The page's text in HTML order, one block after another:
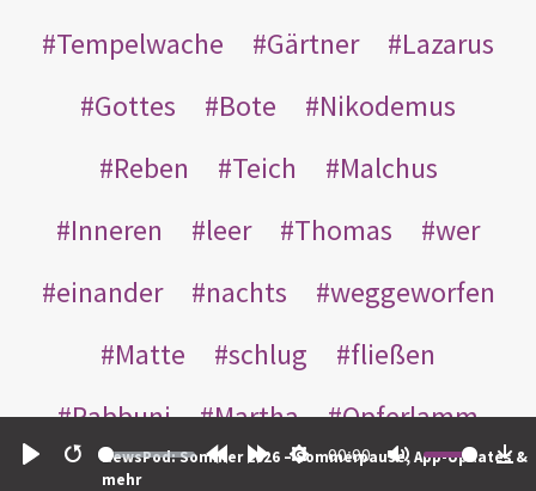
Restart
00:00
NewsPod: Sommer 2026 – Sommerpause, App-Updates &
mehr
Tempelwache
Gärtner
Lazarus
Gottes
Bote
Nikodemus
Reben
Teich
Malchus
Inneren
leer Thomas
wer
einander
nachts
weggeworfen
Matte
schlug
fließen
Rabbuni
Martha
Opferlamm
gewaschen
jüdischen